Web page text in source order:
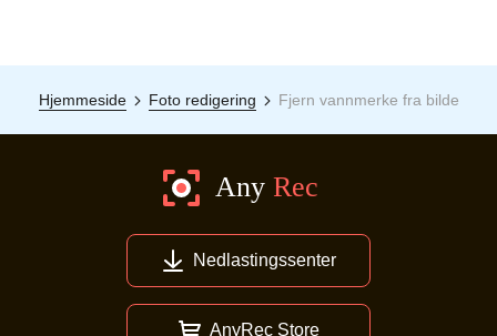
Hjemmeside Foto redigering Fjern vannmerke fra bilde
Nedlastingssenter
AnyRec Store